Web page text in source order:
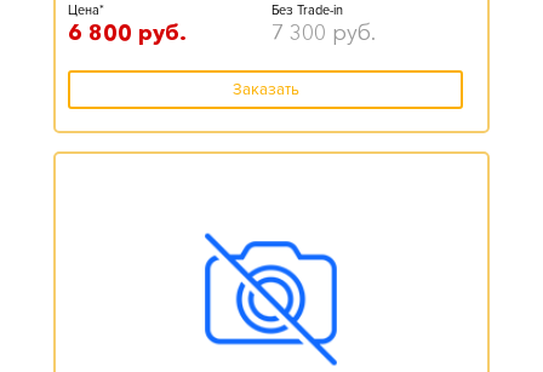
Цена*
6 800 руб.
Без Trade-in
7 300 руб.
Заказать